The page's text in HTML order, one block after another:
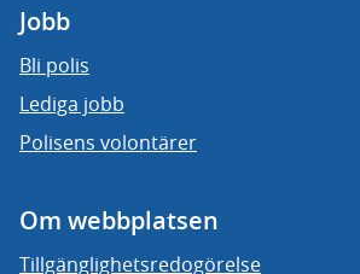
Jobb
Bli polis
Lediga jobb
Polisens volontärer
Om webbplatsen
Tillgänglighetsredogörelse